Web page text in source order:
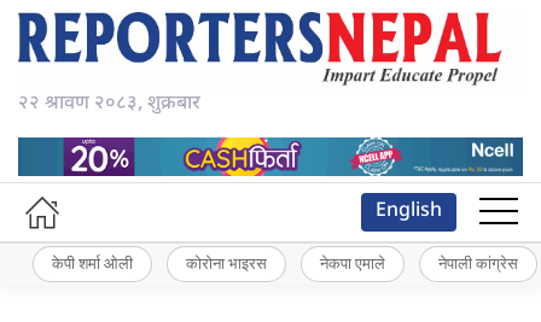
२२ श्रावण २०८३, शुक्रबार
English
केपी शर्मा ओली कोरोना भाइरस नेकपा एमाले नेपाली कांग्रेस